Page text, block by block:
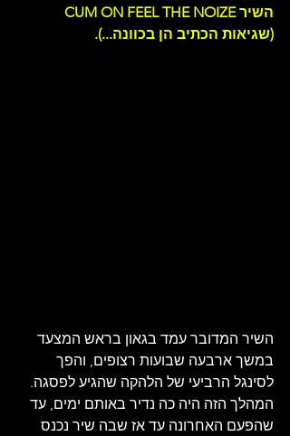
(שגיאות הכתיב הן בכוונה...).
השיר המדובר עמד בגאון בראש המצעד
במשך ארבעה שבועות רצופים, והפך
לסינגל הרביעי של הלהקה שהגיע לפסגה.
המהלך הזה היה כה נדיר באותם ימים, עד
שהפעם האחרונה עד אז שבה שיר נכנס